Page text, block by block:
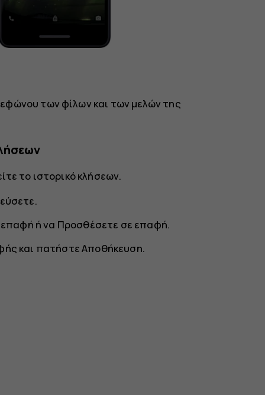
των φίλων και των μελών της
το ιστορικό κλήσεων.
επαφή ή να Προσθέσετε σε επαφή.
και πατήστεΑποθήκευση.